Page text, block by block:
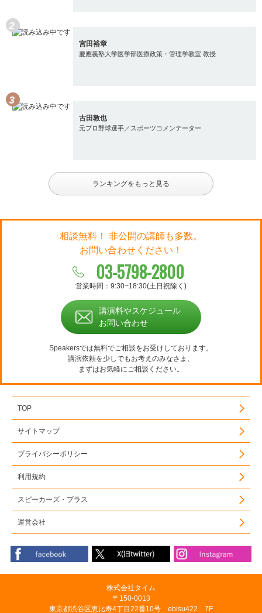
宮田裕章
慶應義塾大学医学部医療政策・管理学教室 教授
古田敦也
元プロ野球選手／スポーツコメンテーター
ランキングをもっと見る
相談無料！ 非公開の講師も多数。
お問い合わせください！
03-5798-2800
営業時間：9:30~18:30(土日祝除く)
講演料やスケジュール
お問い合わせ
Speakersでは無料でご相談をお受けしております。
講演依頼を少しでもお考えのみなさま、
まずはお気軽にご相談ください。
TOP
サイトマップ
プライバシーポリシー
利用規約
スピーカーズ・プラス
運営会社
株式会社タイム
〒150-0013
東京都渋谷区恵比寿4丁目22番10号 ebisu422 7F